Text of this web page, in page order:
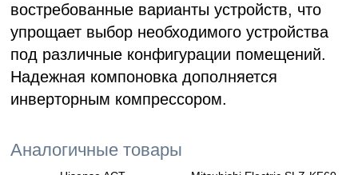
востребованные варианты устройств, что
упрощает выбор необходимого устройства
под различные конфигурации помещений.
Надежная компоновка дополняется
инверторным компрессором.
Аналогичные товары